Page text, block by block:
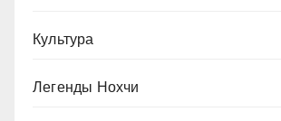
Культура
Легенды Нохчи